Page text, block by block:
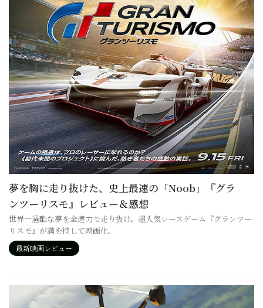
夢を胸に走り抜けた、史上最速の「Noob」『グラ
ンツーリスモ』レビュー＆感想
世界一過酷な夢を全速力で走り抜け。超人気レースゲーム『グランツー
リスモ』が満を持して映画化。
最新映画レビュー